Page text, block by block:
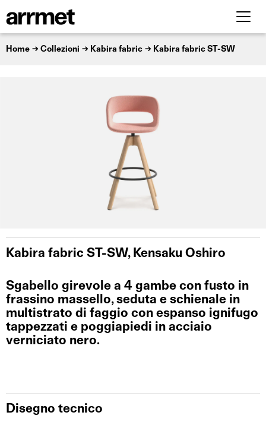
Home Collezioni Kabira fabric Kabira fabric ST-SW
Kabira fabric ST-SW, Kensaku Oshiro
Sgabello girevole a 4 gambe con fusto in
frassino massello, seduta e schienale in
multistrato di faggio con espanso ignifugo
tappezzati e poggiapiedi in acciaio
verniciato nero.
Disegno tecnico